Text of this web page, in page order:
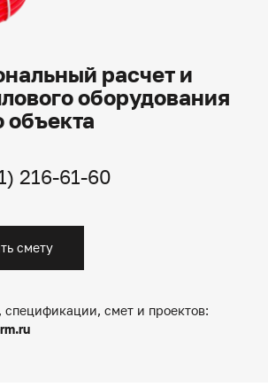
расчет и
оборудования
объекта
216-61-60
смету
спецификации, смет и проектов: